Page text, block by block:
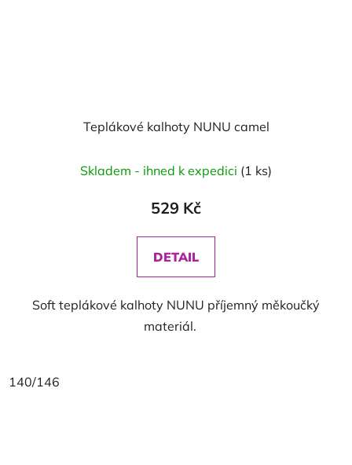
Teplákové kalhoty NUNU camel
Skladem - ihned k expedici (1 ks)
529 Kč
DETAIL
Soft teplákové kalhoty NUNU příjemný měkoučký
materiál.
140/146